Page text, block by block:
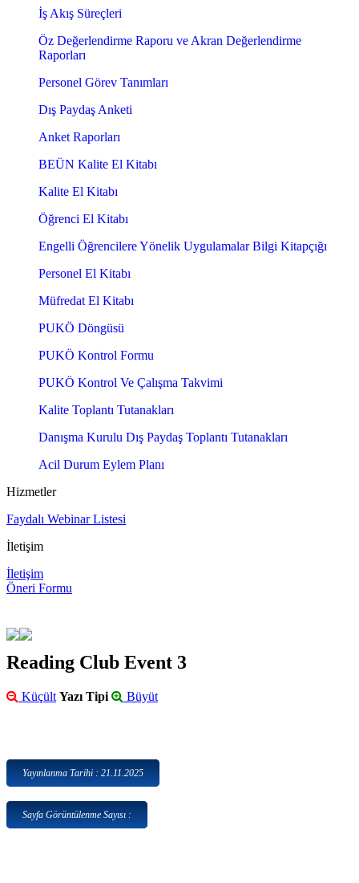
İş Akış Süreçleri
Öz Değerlendirme Raporu ve Akran Değerlendirme
Raporları
Personel Görev Tanımları
Dış Paydaş Anketi
Anket Raporları
BEÜN Kalite El Kitabı
Kalite El Kitabı
Öğrenci El Kitabı
Engelli Öğrencilere Yönelik Uygulamalar Bilgi Kitapçığı
Personel El Kitabı
Müfredat El Kitabı
PUKÖ Döngüsü
PUKÖ Kontrol Formu
PUKÖ Kontrol Ve Çalışma Takvimi
Kalite Toplantı Tutanakları
Danışma Kurulu Dış Paydaş Toplantı Tutanakları
Acil Durum Eylem Planı
Hizmetler
Faydalı Webinar Listesi
İletişim
İletişim
Öneri Formu
Reading Club Event 3
Küçült Yazı Tipi Büyüt
Yayınlanma Tarihi : 21.11.2025
Sayfa Görüntülenme Sayısı :